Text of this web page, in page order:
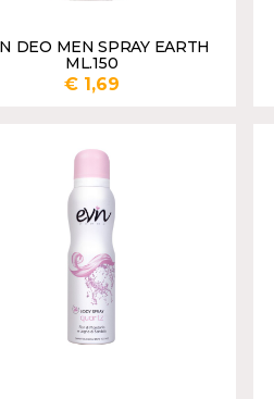
DEO MEN SPRAY EARTH
ML.150
€ 1,69